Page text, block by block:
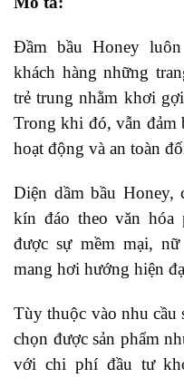
Đầm bầu Honey
khách hàng những
trẻ trung nhằm khơi
Trong khi đó, vẫn đảm
hoạt động và an toàn
Diện dầm bầu Honey,
kín đáo theo văn hóa
được sự mềm mại,
mang hơi hướng hiện
Tùy thuộc vào nhu cầu
chọn được sản phẩm
với chi phí đầu tư